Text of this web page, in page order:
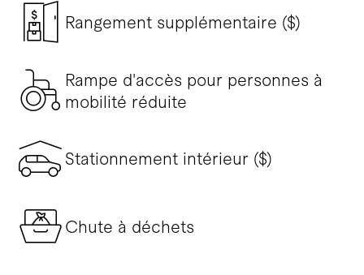
Rangement supplémentaire ($)
Rampe d'accès pour personnes à
mobilité réduite
Stationnement intérieur ($)
Chute à déchets